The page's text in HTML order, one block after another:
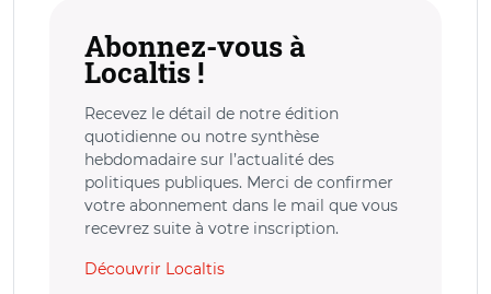
Abonnez-vous à
Localtis !
Recevez le détail de notre édition
quotidienne ou notre synthèse
hebdomadaire sur l’actualité des
politiques publiques. Merci de confirmer
votre abonnement dans le mail que vous
recevrez suite à votre inscription.
Découvrir Localtis